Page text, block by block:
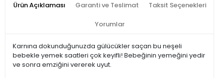
Ürün Açıklaması Garanti ve Teslimat Taksit Seçenekleri
Yorumlar
Karnına dokunduğunuzda gülücükler saçan bu neşeli
bebekle yemek saatleri çok keyifli! Bebeğinin yemeğini yedir
ve sonra emziğini vererek uyut.